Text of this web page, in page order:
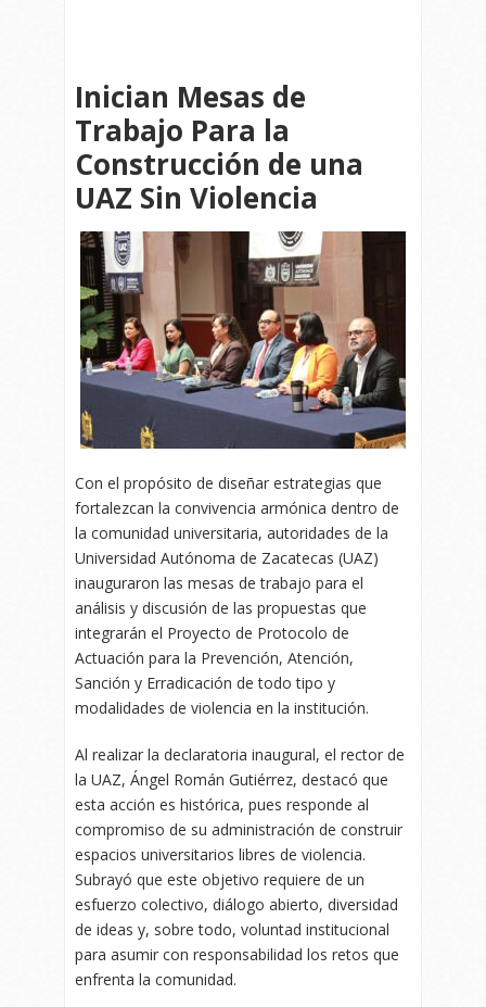
Inician Mesas de
Trabajo Para la
Construcción de una
UAZ Sin Violencia
Con el propósito de diseñar estrategias que
fortalezcan la convivencia armónica dentro de
la comunidad universitaria, autoridades de la
Universidad Autónoma de Zacatecas (UAZ)
inauguraron las mesas de trabajo para el
análisis y discusión de las propuestas que
integrarán el Proyecto de Protocolo de
Actuación para la Prevención, Atención,
Sanción y Erradicación de todo tipo y
modalidades de violencia en la institución.
Al realizar la declaratoria inaugural, el rector de
la UAZ, Ángel Román Gutiérrez, destacó que
esta acción es histórica, pues responde al
compromiso de su administración de construir
espacios universitarios libres de violencia.
Subrayó que este objetivo requiere de un
esfuerzo colectivo, diálogo abierto, diversidad
de ideas y, sobre todo, voluntad institucional
para asumir con responsabilidad los retos que
enfrenta la comunidad.